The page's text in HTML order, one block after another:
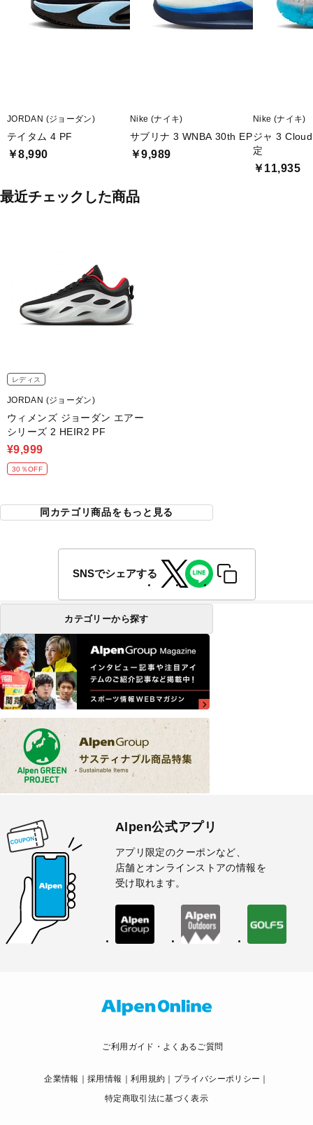
JORDAN (ジョーダン)
テイタム 4 PF
￥8,990
Nike (ナイキ)
サブリナ 3 WNBA 30th EP
￥9,989
Nike (ナイキ)
ジャ 3
定
￥11,935
最近チェックした商品
レディス
JORDAN (ジョーダン)
ウィメンズ ジョーダン エアー
シリーズ 2 HEIR2 PF
¥9,999
30％OFF
同カテゴリ商品をもっと見る
SNSでシェアする
カテゴリーから探す
Alpen公式アプリ
アプリ限定のクーポンなど、
店舗とオンラインストアの情報を
受け取れます。
ご利用ガイド・よくあるご質問
企業情報 採用情報 利用規約
プライバシーポリシー
特定商取引法に基づく表示